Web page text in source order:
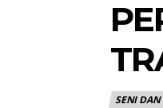
SENI DAN